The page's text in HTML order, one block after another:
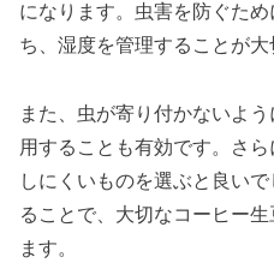
になります。虫害を防ぐた
ち、湿度を管理することが大
また、虫が寄り付かないよ
用することも有効です。さ
しにくいものを選ぶと良い
ることで、大切なコーヒー
ます。